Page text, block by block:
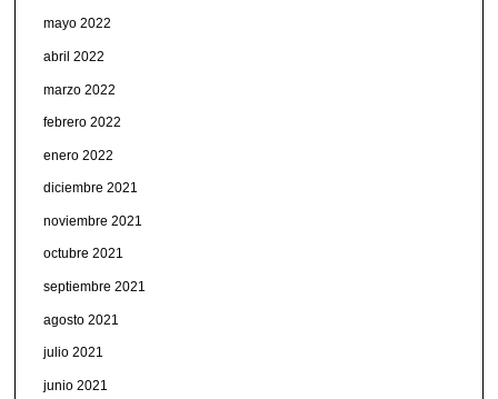
mayo 2022
abril 2022
marzo 2022
febrero 2022
enero 2022
diciembre 2021
noviembre 2021
octubre 2021
septiembre 2021
agosto 2021
julio 2021
junio 2021